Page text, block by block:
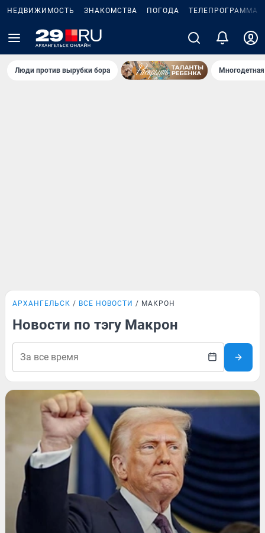
НЕДВИЖИМОСТЬ ЗНАКОМСТВА ПОГОДА ТЕЛЕПРОГРАММА
Люди против вырубки бора
АРХАНГЕЛЬСК ВСЕ НОВОСТИ МАКРОН
Новости по тэгу Макрон